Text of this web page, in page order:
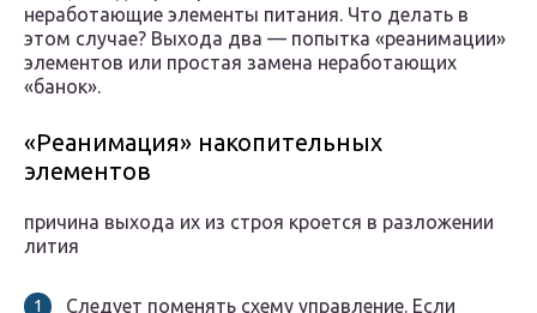
неработающие элементы питания. Что делать в
этом случае? Выхода два — попытка «реанимации»
элементов или простая замена неработающих
«банок».
«Реанимация» накопительных
элементов
причина выхода их из строя кроется в разложении
лития
Следует поменять схему управление. Если